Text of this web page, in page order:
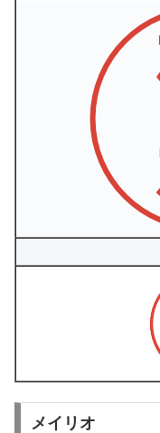
メイリオ